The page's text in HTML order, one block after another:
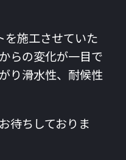
を施工させていた
らの変化が一目で
り滑水性、耐候性
待ちしておりま